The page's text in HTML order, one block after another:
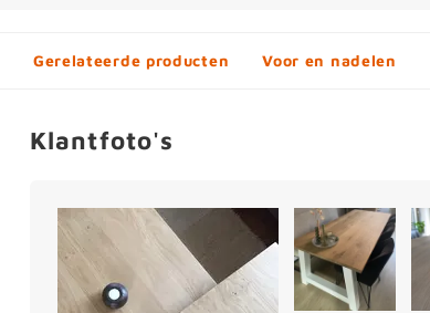
Gerelateerde producten Voor en nadelen
Klantfoto's